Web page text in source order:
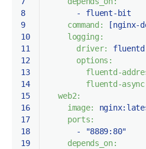
8
9
10
11
12
13
14
15
16
17
18
19
-
fluent-bit
command:
[nginx-
logging:
driver:
fluentd
options:
fluentd-
fluentd-
web2:
image:
ports:
-
"8889:80"
depends_on: